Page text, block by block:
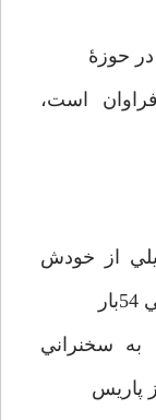
حوزۀ
است،
از خودش
به سخنراني